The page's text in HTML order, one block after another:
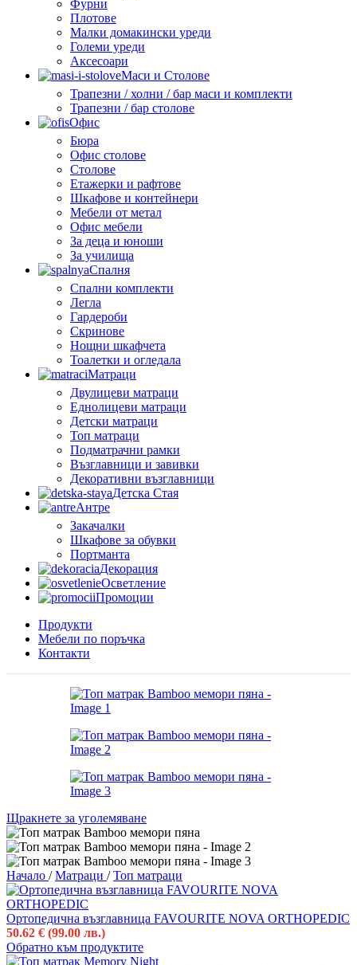
Фурни
Плотове
Малки домакински уреди
Големи уреди
Аксесоари
Маси и Столове
Трапезни / холни / бар маси и комплекти
Трапезни / бар столове
Офис
Бюра
Офис столове
Столове
Етажерки и рафтове
Шкафове и контейнери
Мебели от метал
Офис мебели
За деца и юноши
За училища
Спалня
Спални комплекти
Легла
Гардероби
Скринове
Нощни шкафчета
Тоалетки и огледала
Матраци
Двулицеви матраци
Еднолицеви матраци
Детски матраци
Топ матраци
Подматрачни рамки
Възглавници и завивки
Декоративни възглавници
Детска Стая
Антре
Закачалки
Шкафове за обувки
Портманта
Декорация
Осветление
Промоции
Продукти
Мебели по поръчка
Контакти
Щракнете за уголемяване
Начало / Матраци / Топ матраци
Ортопедична възглавница FAVOURITE NOVA ORTHOPEDIC
50.62 € (99.00 лв.)
Обратно към продуктите